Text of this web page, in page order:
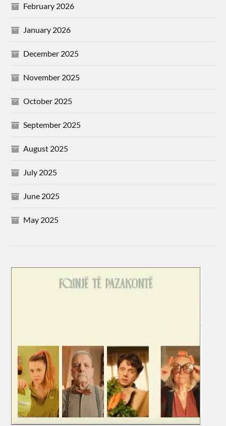
February 2026
January 2026
December 2025
November 2025
October 2025
September 2025
August 2025
July 2025
June 2025
May 2025